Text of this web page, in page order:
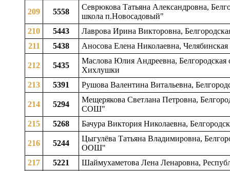
209 5558
Севрюкова Татьяна Александровна,
школа п.Новосадовый"
210
5443
Лаврова Ирина Викторовна,
211
5438 Аносова Елена Николаевна,
212 5435
Маслова Юлия Андреевна,
Хихлушки
213
5391 Рушова Валентина Витальевна,
214 5294
Мещерякова Светлана Петровна,
СОШ"
215
5268 Бачура Виктория Николаевна,
216 5244
Цыгулёва Татьяна Владимировна,
ООШ"
217
5221 Шаймухаметова Лена Ленаровна,